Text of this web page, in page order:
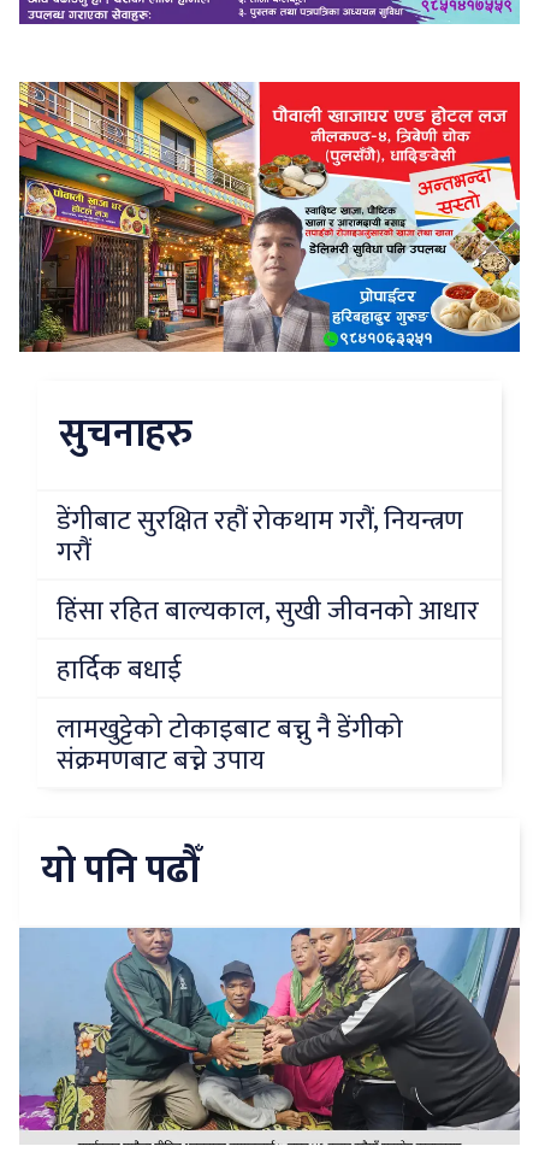
सुचनाहरु
डेंगीबाट सुरक्षित रहौं रोकथाम गरौं, नियन्त्रण
गरौं
हिंसा रहित बाल्यकाल, सुखी जीवनको आधार
हार्दिक बधाई
लामखुट्टेको टोकाइबाट बच्नु नै डेंगीको
संक्रमणबाट बच्ने उपाय
यो पनि पढौँ